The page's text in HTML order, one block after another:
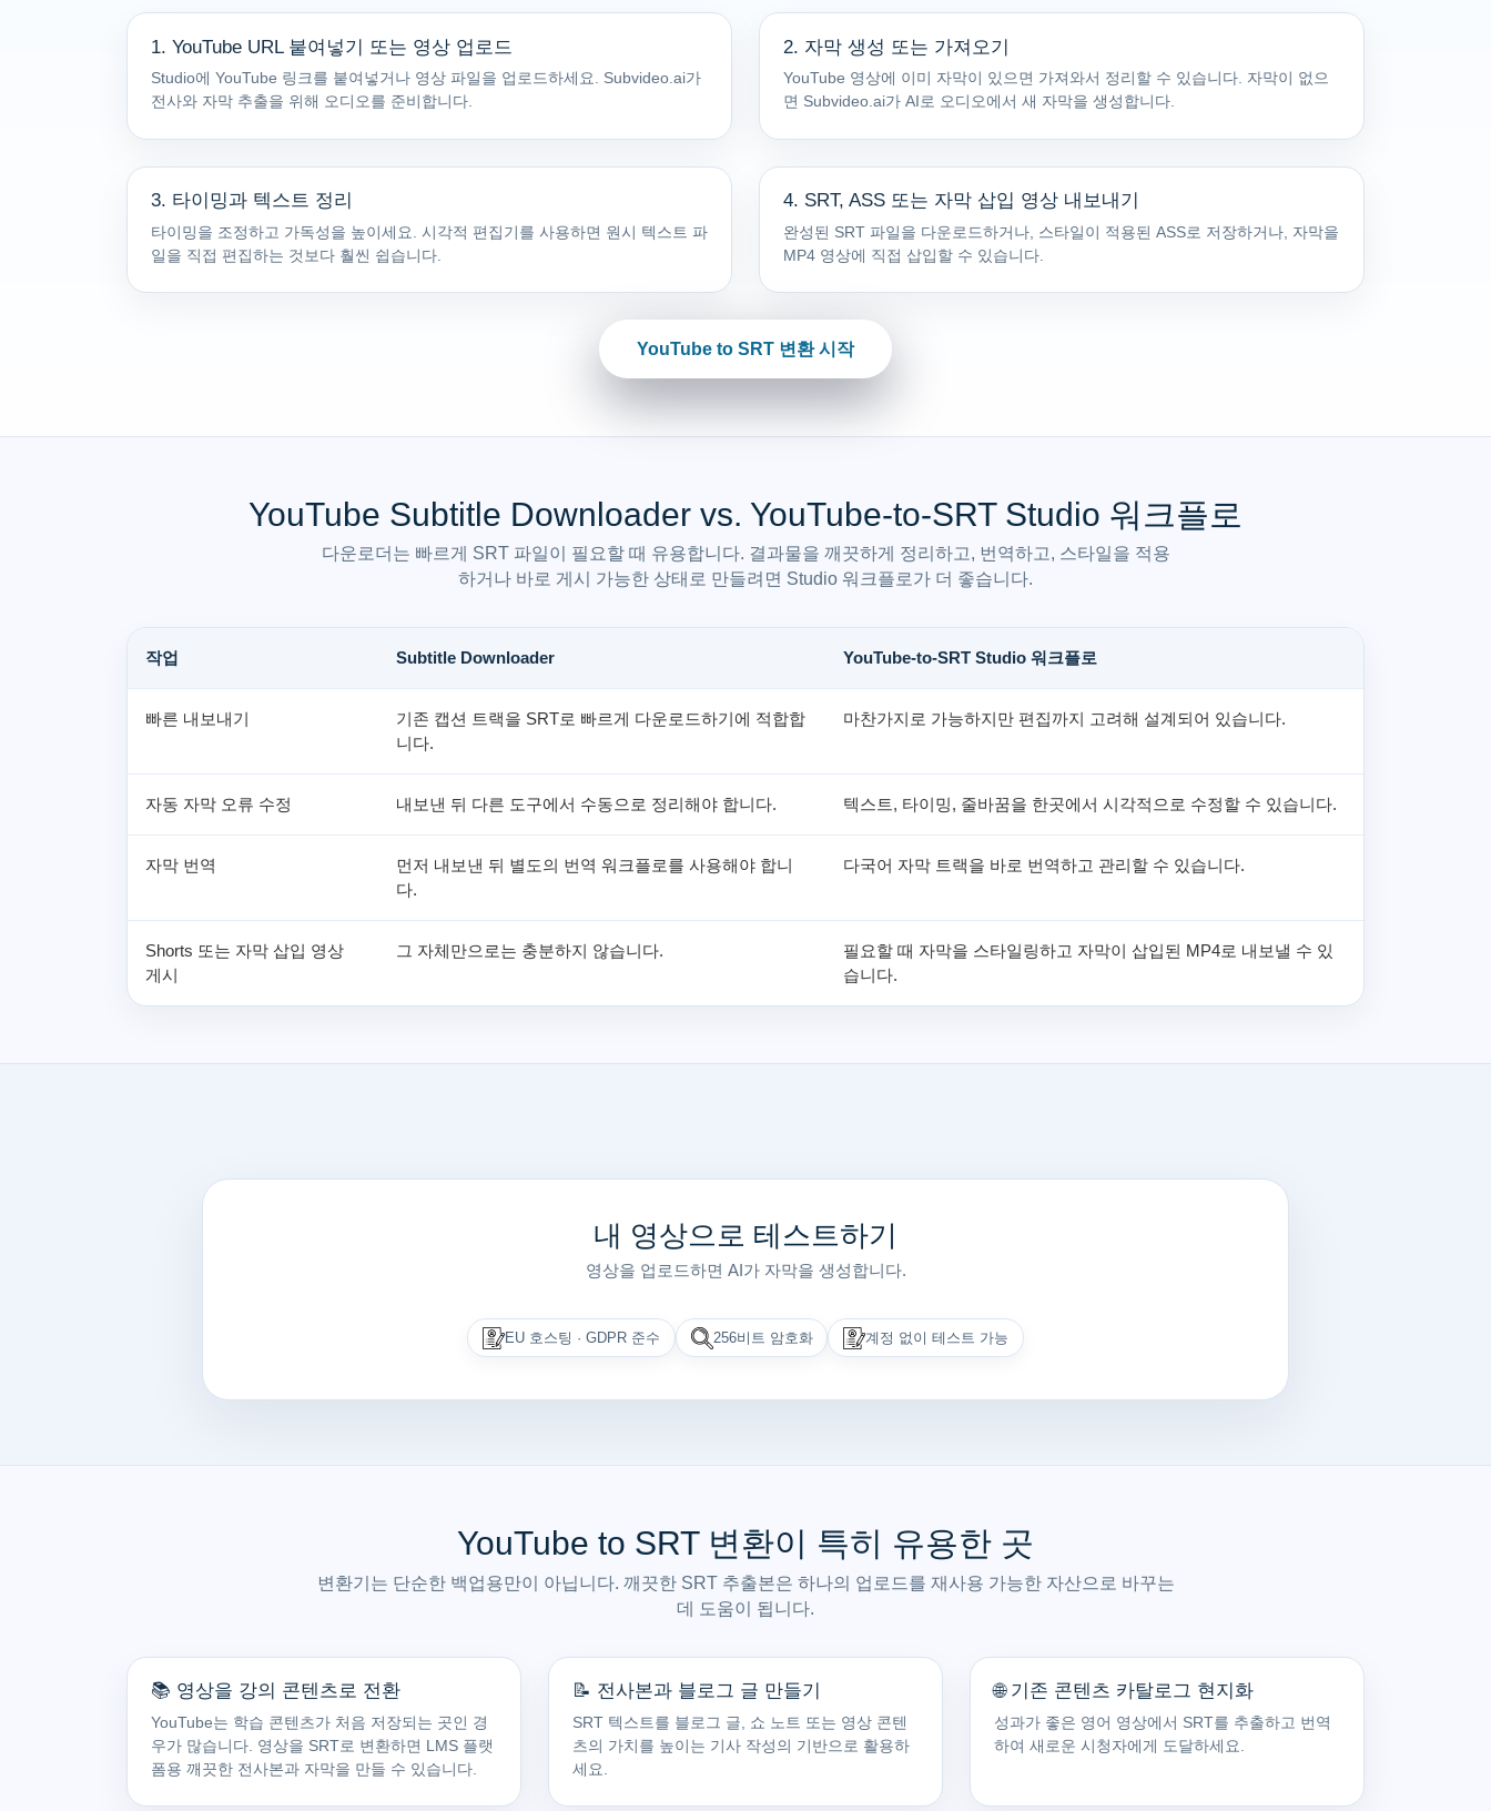
1. YouTube URL 붙여넣기 또는 영상 업로드
Studio에 YouTube 링크를 붙여넣거나 영상 파일을 업로드하세요. Subvideo.ai가
전사와 자막 추출을 위해 오디오를 준비합니다.
2. 자막 생성 또는 가져오기
YouTube 영상에 이미 자막이 있으면 가져와서 정리할 수 있습니다. 자막이 없으
면 Subvideo.ai가 AI로 오디오에서 새 자막을 생성합니다.
3. 타이밍과 텍스트 정리
타이밍을 조정하고 가독성을 높이세요. 시각적 편집기를 사용하면 원시 텍스트 파
일을 직접 편집하는 것보다 훨씬 쉽습니다.
4. SRT, ASS 또는 자막 삽입 영상 내보내기
완성된 SRT 파일을 다운로드하거나, 스타일이 적용된 ASS로 저장하거나, 자막을
MP4 영상에 직접 삽입할 수 있습니다.
YouTube to SRT 변환 시작
YouTube Subtitle Downloader vs. YouTube-to-SRT Studio 워크플로
다운로더는 빠르게 SRT 파일이 필요할 때 유용합니다. 결과물을 깨끗하게 정리하고, 번역하고, 스타일을 적용
하거나 바로 게시 가능한 상태로 만들려면 Studio 워크플로가 더 좋습니다.
작업 Subtitle Downloader YouTube-to-SRT Studio 워크플로
빠른 내보내기
기존 캡션 트랙을 SRT로 빠르게 다운로드하기에 적합합
니다.
마찬가지로 가능하지만 편집까지 고려해 설계되어 있습니다.
자동 자막 오류 수정 내보낸 뒤 다른 도구에서 수동으로 정리해야 합니다. 텍스트, 타이밍, 줄바꿈을 한곳에서 시각적으로 수정할 수 있습니다.
자막 번역
먼저 내보낸 뒤 별도의 번역 워크플로를 사용해야 합니
다.
다국어 자막 트랙을 바로 번역하고 관리할 수 있습니다.
Shorts 또는 자막 삽입 영상
게시
그 자체만으로는 충분하지 않습니다.
필요할 때 자막을 스타일링하고 자막이 삽입된 MP4로 내보낼 수 있
습니다.
내 영상으로 테스트하기
영상을 업로드하면 AI가 자막을 생성합니다.
EU 호스팅 · GDPR 준수 256비트 암호화 계정 없이 테스트 가능
YouTube to SRT 변환이 특히 유용한 곳
변환기는 단순한 백업용만이 아닙니다. 깨끗한 SRT 추출본은 하나의 업로드를 재사용 가능한 자산으로 바꾸는
데 도움이 됩니다.
📚 영상을 강의 콘텐츠로 전환
YouTube는 학습 콘텐츠가 처음 저장되는 곳인 경
우가 많습니다. 영상을 SRT로 변환하면 LMS 플랫
폼용 깨끗한 전사본과 자막을 만들 수 있습니다.
📝 전사본과 블로그 글 만들기
SRT 텍스트를 블로그 글, 쇼 노트 또는 영상 콘텐
츠의 가치를 높이는 기사 작성의 기반으로 활용하
세요.
🌐 기존 콘텐츠 카탈로그 현지화
성과가 좋은 영어 영상에서 SRT를 추출하고 번역
하여 새로운 시청자에게 도달하세요.